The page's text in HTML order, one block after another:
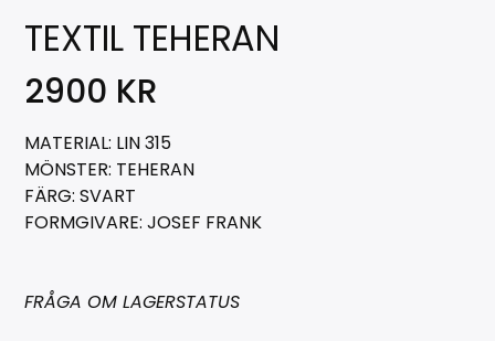
TEXTIL TEHERAN
2900 KR
MATERIAL: LIN 315
MÖNSTER: TEHERAN
FÄRG: SVART
FORMGIVARE: JOSEF FRANK
FRÅGA OM LAGERSTATUS